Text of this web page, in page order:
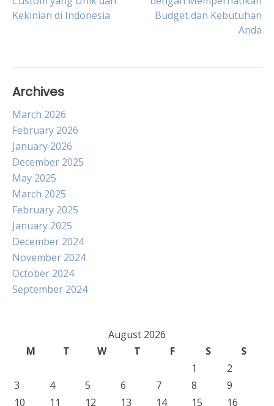
navigation
Kekinian di Indonesia
Budget dan Kebutuhan
Anda
Archives
March 2026
February 2026
January 2026
December 2025
May 2025
March 2025
February 2025
January 2025
December 2024
November 2024
October 2024
September 2024
August 2026
M
T W T F S
S
1
2
3
4 5 6 7 8
9
10
11 12 13 14 15 16